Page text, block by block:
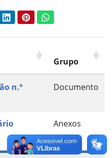
conteúdo:
LinkedInPinterestWhatsApp
Grupo
n.º
Documento
Anexos